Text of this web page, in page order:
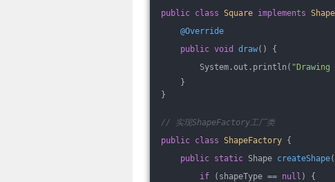
public class Square implements Shape
@Override
public void draw()
{
System.out.println( "Drawing
}
}
// 实现ShapeFactory工厂类
public class ShapeFactory {
public static Shape createShape
if (shapeType == null ) {